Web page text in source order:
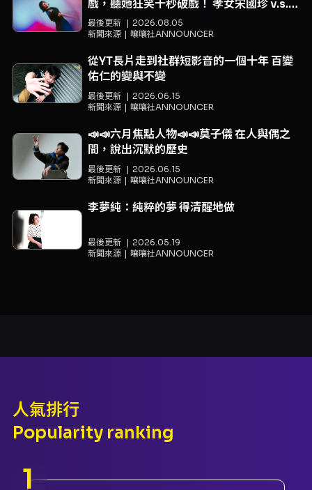
戲，聽她狂笑十秒破戲！ 孝女宋國珍 v.s.
笑女張擎佳：本是同根生，相約壓車別太急
最後更新
2026.08.05
新聞來源
嚷嚷社ANNOUNCER
從YT長片走到社群短影音的一個十年 百變
佑仁的變與不變
最後更新
2026.06.15
新聞來源
嚷嚷社ANNOUNCER
📣📣六月焦點人物📣📣莫子儀 在人與偶之
間，說出沉默的歷史
最後更新
2026.06.15
新聞來源
嚷嚷社ANNOUNCER
李夢純：純粹的夢 得清醒地做
最後更新
2026.05.19
新聞來源
嚷嚷社ANNOUNCER
人氣排行
Popularity ranking